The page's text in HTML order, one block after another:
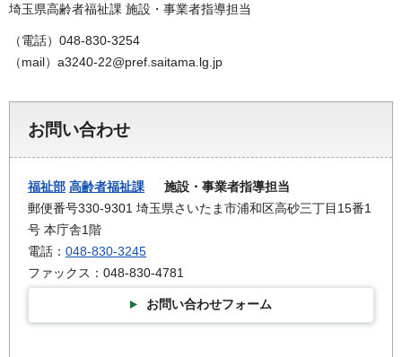
埼玉県高齢者福祉課 施設・事業者指導担当
（電話）048-830-3254
（mail）a3240-22@pref.saitama.lg.jp
お問い合わせ
福祉部 高齢者福祉課 施設・事業者指導担当
郵便番号330-9301 埼玉県さいたま市浦和区高砂三丁目15番1
号 本庁舎1階
電話： 048-830-3245
ファックス：048-830-4781
お問い合わせフォーム